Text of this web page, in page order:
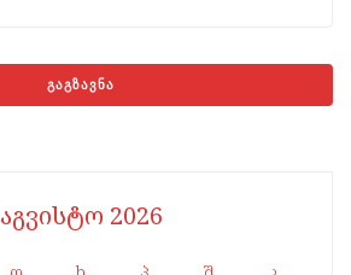
აგვისტო 2026